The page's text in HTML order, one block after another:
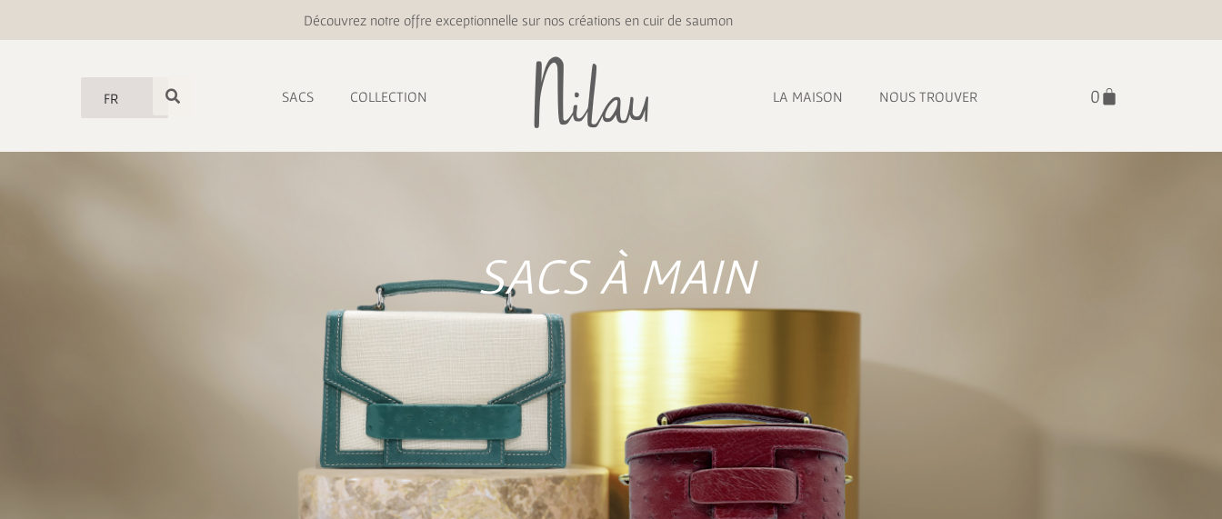
Découvrez notre offre exceptionnelle sur nos créations en cuir de saumon
FR SACS COLLECTION LA MAISON NOUS TROUVER
SACS À MAIN